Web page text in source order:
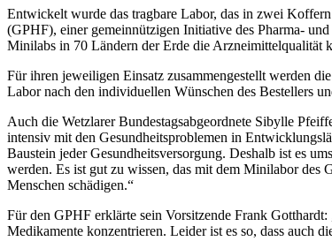
Entwickelt wurde das tragbare Labor, das in zwei
(GPHF), einer gemeinnützigen Initiative des Pharma-
Minilabs in 70 Ländern der Erde die Arzneimittelqualität
Für ihren jeweiligen Einsatz zusammengestellt werden
Labor nach den individuellen Wünschen des Bestellers
Auch die Wetzlarer Bundestagsabgeordnete Sibylle
intensiv mit den Gesundheitsproblemen in
Baustein jeder Gesundheitsversorgung. Deshalb ist es
werden. Es ist gut zu wissen, das mit dem Minilabor des
Menschen schädigen.“
Für den GPHF erklärte sein Vorsitzende Frank
Medikamente konzentrieren. Leider ist es so, dass auch